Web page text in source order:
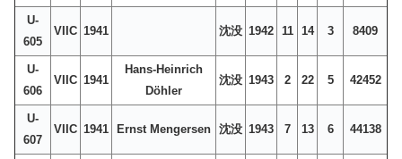
U-
605
VIIC 1941 沈没 1942 11 14 3 8409
U-
606
VIIC 1941
Hans-Heinrich
Döhler
沈没 1943 2 22 5 42452
U-
607
VIIC 1941 Ernst Mengersen 沈没 1943 7 13 6 44138